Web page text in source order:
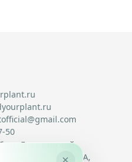
50
Гражданский
корп. 1, литера А,